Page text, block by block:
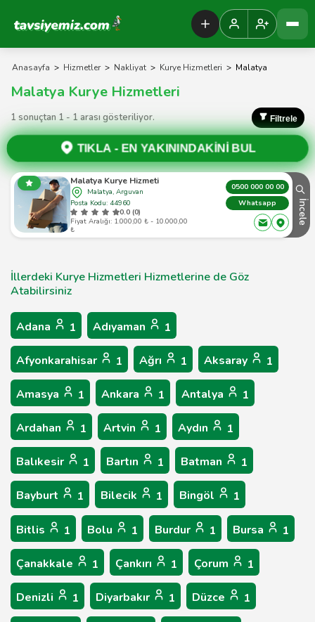
Tavsiyemiz Anasayfa
Anasayfa > Hizmetler > Nakliyat > Kurye Hizmetleri > Malatya
Malatya Kurye Hizmetleri
1 sonuçtan 1 - 1 arası gösteriliyor. Filtrele
TIKLA - EN YAKININDAKİNİ BUL
Malatya Kurye Hizmeti
Malatya, Arguvan
Posta Kodu: 44960
0.0 (0)
Fiyat Aralığı: 1.000,00 ₺ - 10.000,00
₺
0500 000 00 00
Whatsapp
İncele
İllerdeki Kurye Hizmetleri Hizmetlerine de Göz
Atabilirsiniz
Adana 1 Adıyaman 1
Afyonkarahisar 1 Ağrı 1 Aksaray 1
Amasya 1 Ankara 1 Antalya 1
Ardahan 1 Artvin 1 Aydın 1
Balıkesir 1 Bartın 1 Batman 1
Bayburt 1 Bilecik 1 Bingöl 1
Bitlis 1 Bolu 1 Burdur 1 Bursa 1
Çanakkale 1 Çankırı 1 Çorum 1
Denizli 1 Diyarbakır 1 Düzce 1